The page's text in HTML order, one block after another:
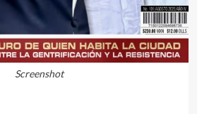
Screenshot